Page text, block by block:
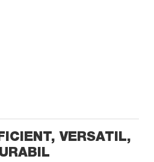
VERSATIL,